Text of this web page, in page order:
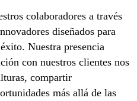
colaboradores a través
diseñados para
Nuestra presencia
con nuestros clientes nos
compartir
más allá de las